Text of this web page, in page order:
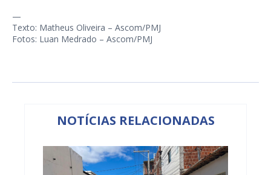
—
Texto: Matheus Oliveira – Ascom/PMJ
Fotos: Luan Medrado – Ascom/PMJ
NOTÍCIAS RELACIONADAS